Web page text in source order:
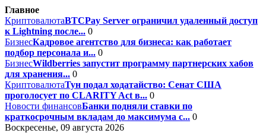
Главное
КриптовалютаBTCPay Server ограничил удаленный доступ
к Lightning после... 0
БизнесКадровое агентство для бизнеса: как работает
подбор персонала и... 0
БизнесWildberries запустит программу партнерских хабов
для хранения... 0
КриптовалютаТун подал ходатайство: Сенат США
проголосует по CLARITY Act в... 0
Новости финансовБанки подняли ставки по
краткосрочным вкладам до максимума с... 0
Воскресенье, 09 августа 2026